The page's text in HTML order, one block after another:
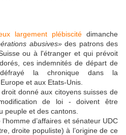
largement plébiscité dimanche
abusives»des patrons des
ou à l'étranger et qui prévoit
ces indemnités de départ de
la chronique dans la
et aux Etats-Unis.
donné aux citoyens suisses de
de loi - doivent être
peuple et des cantons.
d’affaires et sénateur UDC
droite populiste) à l’origine de ce